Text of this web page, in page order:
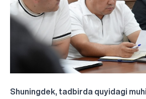
Shuningdek, tadbirda quyidagi